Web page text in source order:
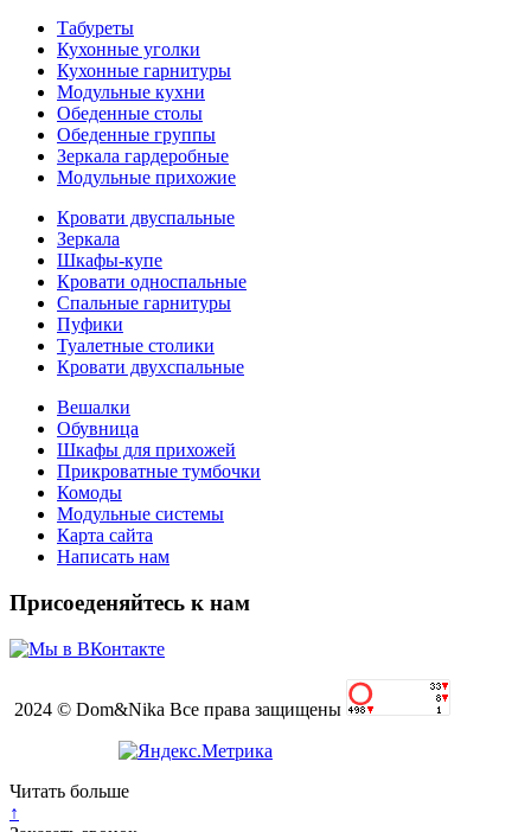
Табуреты
Кухонные уголки
Кухонные гарнитуры
Модульные кухни
Обеденные столы
Обеденные группы
Зеркала гардеробные
Модульные прихожие
Кровати двуспальные
Зеркала
Шкафы-купе
Кровати односпальные
Спальные гарнитуры
Пуфики
Туалетные столики
Кровати двухспальные
Вешалки
Обувница
Шкафы для прихожей
Прикроватные тумбочки
Комоды
Модульные системы
Карта сайта
Написать нам
Присоеденяйтесь к нам
2024 © Dom&Nika Все права защищены
Читать больше
↑